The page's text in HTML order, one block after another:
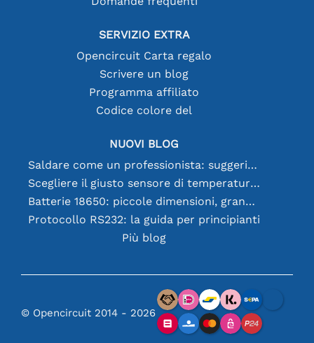
SERVIZIO EXTRA
Opencircuit Carta regalo
Scrivere un blog
Programma affiliato
Codice colore del
NUOVI BLOG
Saldare come un professionista: suggerimenti per connessioni elettroniche perfette
Scegliere il giusto sensore di temperatura [youtube]
Batterie 18650: piccole dimensioni, grandi prestazioni
Protocollo RS232: la guida per principianti
Più blog
© Opencircuit 2014 - 2026